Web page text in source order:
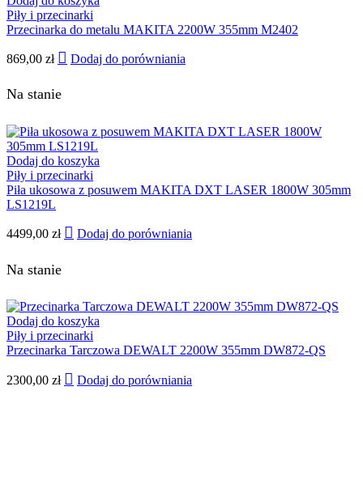
Piły i przecinarki
Przecinarka do metalu MAKITA 2200W 355mm M2402
869,00 zł Dodaj do porówniania
Na stanie
Dodaj do koszyka
Piły i przecinarki
Piła ukosowa z posuwem MAKITA DXT LASER 1800W 305mm
LS1219L
4499,00 zł Dodaj do porówniania
Na stanie
Dodaj do koszyka
Piły i przecinarki
Przecinarka Tarczowa DEWALT 2200W 355mm DW872-QS
2300,00 zł Dodaj do porówniania